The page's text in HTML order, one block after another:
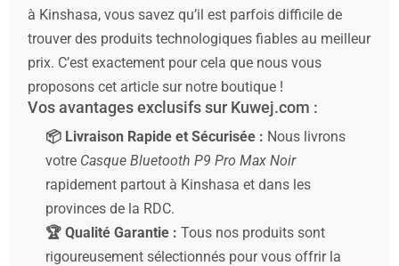
à Kinshasa, vous savez qu’il est parfois difficile de
trouver des produits technologiques fiables au meilleur
prix. C’est exactement pour cela que nous vous
proposons cet article sur notre boutique !
Vos avantages exclusifs sur Kuwej.com :
📦 Livraison Rapide et Sécurisée : Nous livrons
votre Casque Bluetooth P9 Pro Max Noir
rapidement partout à Kinshasa et dans les
provinces de la RDC.
🏆 Qualité Garantie : Tous nos produits sont
rigoureusement sélectionnés pour vous offrir la